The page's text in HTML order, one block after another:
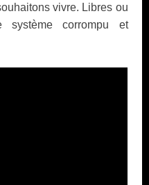
vivre. Libres ou
système corrompu et